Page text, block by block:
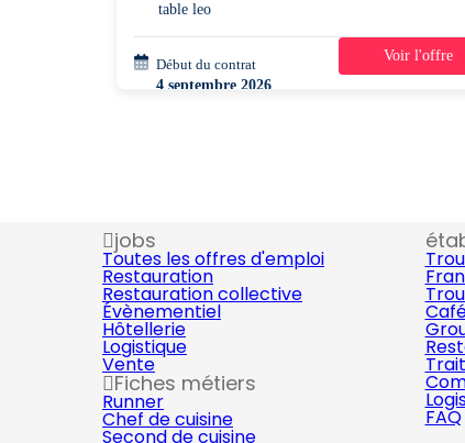
table leo
Début du contrat
4 septembre 2026
37h/semaine
Voir l'offre
jobs
Toutes les offres d'emploi
Restauration
Restauration collective
Évènementiel
Hôtellerie
Logistique
Vente
Fiches métiers
Runner
Chef de cuisine
Second de cuisine
FAQ